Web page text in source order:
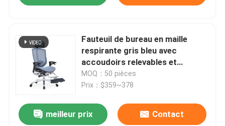
Ensembles de chambre d'hôtel
Classeurs en bois de bureau
Tableau s'exerçant pliable
Fauteuil de bureau en maille
respirante gris bleu avec
accoudoirs relevables et
repose-pieds réglable pour un
confort ergonomique
MOQ：50 pièces
Prix：$359~378
meilleur prix Contact